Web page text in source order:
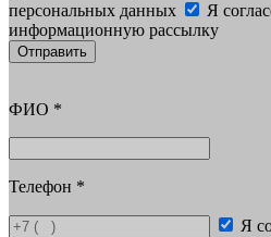
персональных данных
Я
информационную рассылку
Отправить
ФИО *
Телефон *
Я